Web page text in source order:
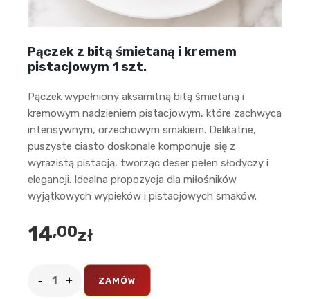
Pączek z bitą śmietaną i kremem
pistacjowym 1 szt.
Pączek wypełniony aksamitną bitą śmietaną i
kremowym nadzieniem pistacjowym, które zachwyca
intensywnym, orzechowym smakiem. Delikatne,
puszyste ciasto doskonale komponuje się z
wyrazistą pistacją, tworząc deser pełen słodyczy i
elegancji. Idealna propozycja dla miłośników
wyjątkowych wypieków i pistacjowych smaków.
14,00zł
ZAMÓW